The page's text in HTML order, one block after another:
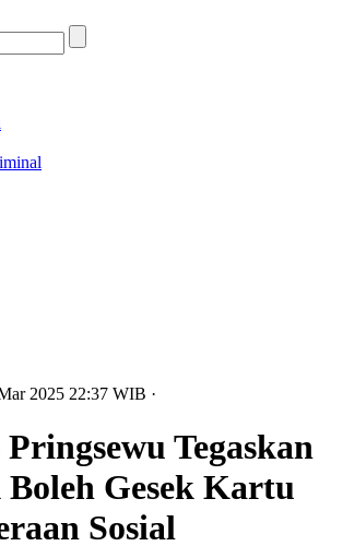
2025 22:37 WIB ·
Tegaskan
Boleh Gesek Kartu
Sosial